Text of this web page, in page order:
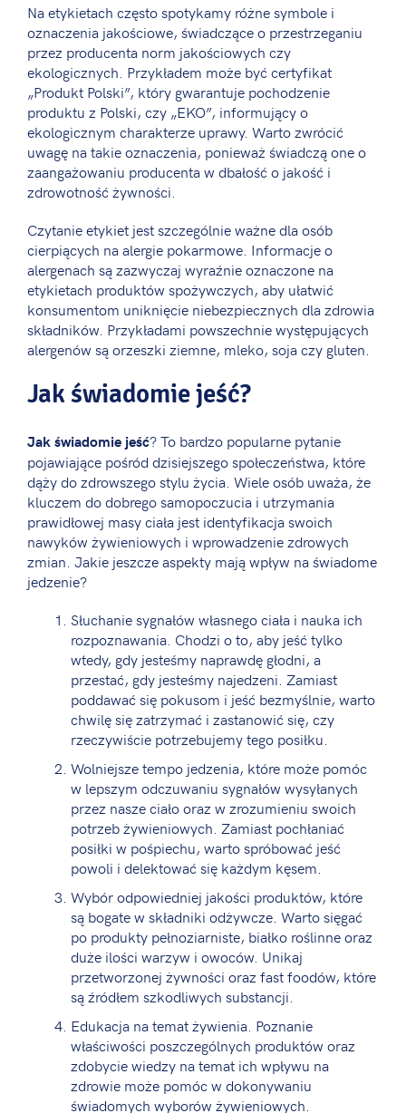
Na etykietach często spotykamy różne symbole i
oznaczenia jakościowe, świadczące o przestrzeganiu
przez producenta norm jakościowych czy
ekologicznych. Przykładem może być certyfikat
„Produkt Polski”, który gwarantuje pochodzenie
produktu z Polski, czy „EKO”, informujący o
ekologicznym charakterze uprawy. Warto zwrócić
uwagę na takie oznaczenia, ponieważ świadczą one o
zaangażowaniu producenta w dbałość o jakość i
zdrowotność żywności.
Czytanie etykiet jest szczególnie ważne dla osób
cierpiących na alergie pokarmowe. Informacje o
alergenach są zazwyczaj wyraźnie oznaczone na
etykietach produktów spożywczych, aby ułatwić
konsumentom uniknięcie niebezpiecznych dla zdrowia
składników. Przykładami powszechnie występujących
alergenów są orzeszki ziemne, mleko, soja czy gluten.
Jak świadomie jeść?
Jak świadomie jeść? To bardzo popularne pytanie
pojawiające pośród dzisiejszego społeczeństwa, które
dąży do zdrowszego stylu życia. Wiele osób uważa, że
kluczem do dobrego samopoczucia i utrzymania
prawidłowej masy ciała jest identyfikacja swoich
nawyków żywieniowych i wprowadzenie zdrowych
zmian. Jakie jeszcze aspekty mają wpływ na świadome
jedzenie?
Słuchanie sygnałów własnego ciała i nauka ich
rozpoznawania. Chodzi o to, aby jeść tylko
wtedy, gdy jesteśmy naprawdę głodni, a
przestać, gdy jesteśmy najedzeni. Zamiast
poddawać się pokusom i jeść bezmyślnie, warto
chwilę się zatrzymać i zastanowić się, czy
rzeczywiście potrzebujemy tego posiłku.
Wolniejsze tempo jedzenia, które może pomóc
w lepszym odczuwaniu sygnałów wysyłanych
przez nasze ciało oraz w zrozumieniu swoich
potrzeb żywieniowych. Zamiast pochłaniać
posiłki w pośpiechu, warto spróbować jeść
powoli i delektować się każdym kęsem.
Wybór odpowiedniej jakości produktów, które
są bogate w składniki odżywcze. Warto sięgać
po produkty pełnoziarniste, białko roślinne oraz
duże ilości warzyw i owoców. Unikaj
przetworzonej żywności oraz fast foodów, które
są źródłem szkodliwych substancji.
Edukacja na temat żywienia. Poznanie
właściwości poszczególnych produktów oraz
zdobycie wiedzy na temat ich wpływu na
zdrowie może pomóc w dokonywaniu
świadomych wyborów żywieniowych.